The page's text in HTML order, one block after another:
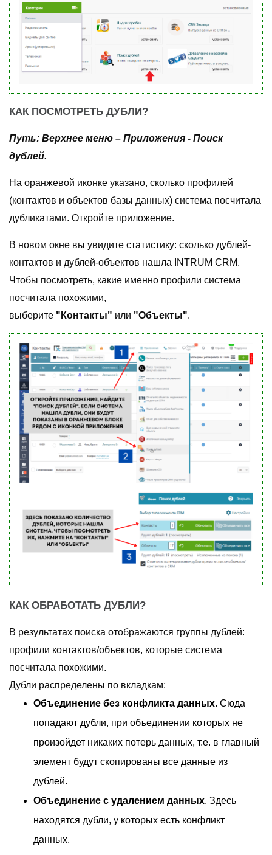
КАК ПОСМОТРЕТЬ ДУБЛИ?
Путь: Верхнее меню – Приложения - Поиск
дублей.
На оранжевой иконке указано, сколько профилей
(контактов и объектов базы данных) система посчитала
дубликатами. Откройте приложение.
В новом окне вы увидите статистику: сколько дублей-
контактов и дублей-объектов нашла INTRUM CRM.
Чтобы посмотреть, какие именно профили система
посчитала похожими,
выберите "Контакты" или "Объекты".
КАК ОБРАБОТАТЬ ДУБЛИ?
В результатах поиска отображаются группы дублей:
профили контактов/объектов, которые система
посчитала похожими.
Дубли распределены по вкладкам:
Объединение без конфликта данных. Сюда
попадают дубли, при объединении которых не
произойдет никаких потерь данных, т.е. в главный
элемент будут скопированы все данные из
дублей.
Объединение с удалением данных. Здесь
находятся дубли, у которых есть конфликт
данных.